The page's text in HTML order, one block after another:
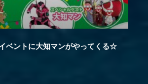
ベントに大知マンがやってくる☆